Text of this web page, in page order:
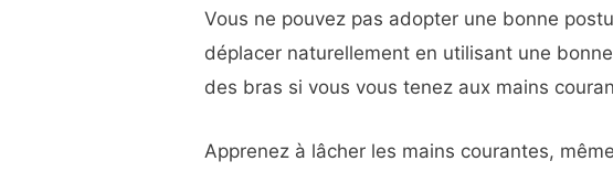
Vous ne pouvez pas adopter une bonne
déplacer naturellement en utilisant une
des bras si vous vous tenez aux mains
Apprenez à lâcher les mains courantes,